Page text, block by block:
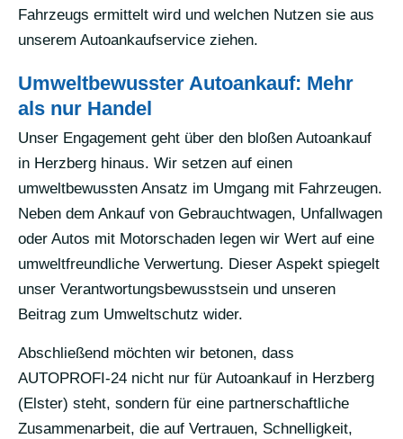
Fahrzeugs ermittelt wird und welchen Nutzen sie aus
unserem Autoankaufservice ziehen.
Umweltbewusster Autoankauf: Mehr
als nur Handel
Unser Engagement geht über den bloßen Autoankauf
in Herzberg hinaus. Wir setzen auf einen
umweltbewussten Ansatz im Umgang mit Fahrzeugen.
Neben dem Ankauf von Gebrauchtwagen, Unfallwagen
oder Autos mit Motorschaden legen wir Wert auf eine
umweltfreundliche Verwertung. Dieser Aspekt spiegelt
unser Verantwortungsbewusstsein und unseren
Beitrag zum Umweltschutz wider.
Abschließend möchten wir betonen, dass
AUTOPROFI-24 nicht nur für Autoankauf in Herzberg
(Elster) steht, sondern für eine partnerschaftliche
Zusammenarbeit, die auf Vertrauen, Schnelligkeit,